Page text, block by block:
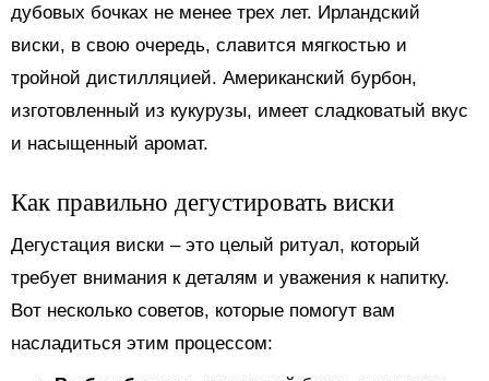
дубовых бочках не менее трех лет. Ирландский
виски, в свою очередь, славится мягкостью и
тройной дистилляцией. Американский бурбон,
изготовленный из кукурузы, имеет сладковатый вкус
и насыщенный аромат.
Как правильно дегустировать виски
Дегустация виски – это целый ритуал, который
требует внимания к деталям и уважения к напитку.
Вот несколько советов, которые помогут вам
насладиться этим процессом: